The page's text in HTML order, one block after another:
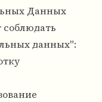
Данных
соблюдать
данных":